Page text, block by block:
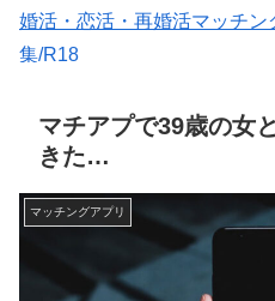
婚活・恋活・再婚活マッチ
集/R18
マッチングアプリの写真な
マチアプで39歳の女
きた…
マッチングアプリ